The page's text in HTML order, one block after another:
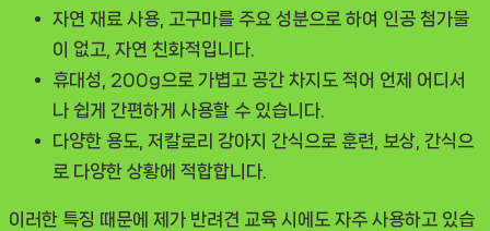
자연 재료 사용 , 고구마를 주요 성분으로 하여 인공 첨가물
이 없고, 자연 친화적입니다.
휴대성 , 200g으로 가볍고 공간 차지도 적어 언제 어디서
나 쉽게 간편하게 사용할 수 있습니다.
다양한 용도 , 저칼로리 강아지 간식으로 훈련, 보상, 간식으
로 다양한 상황에 적합합니다.
이러한 특징 때문에 제가 반려견 교육 시에도 자주 사용하고 있습